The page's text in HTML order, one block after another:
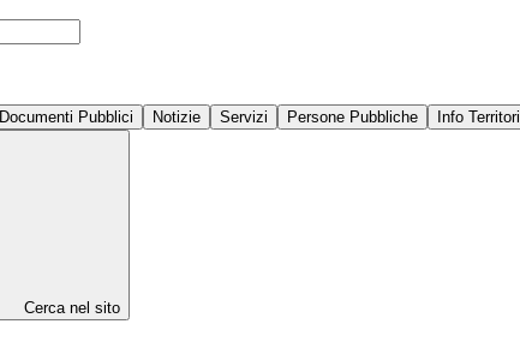
Documenti Pubblici Notizie Servizi Persone Pubbliche Info Territori
Cerca nel sito